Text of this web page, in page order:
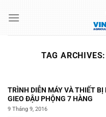
TAG ARCHIVES:
TRÌNH DIỄN MÁY VÀ THIẾT
GIEO ĐẬU PHỘNG 7 HÀNG
9 Tháng 9, 2016